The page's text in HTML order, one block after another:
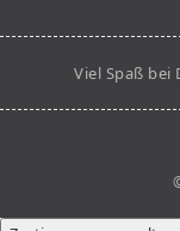
Viel Spaß bei